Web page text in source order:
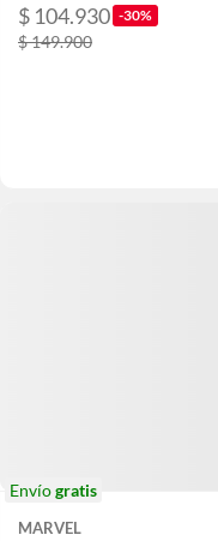
$ 104.930 -30%
$ 149.900
Envíogratis
MARVEL